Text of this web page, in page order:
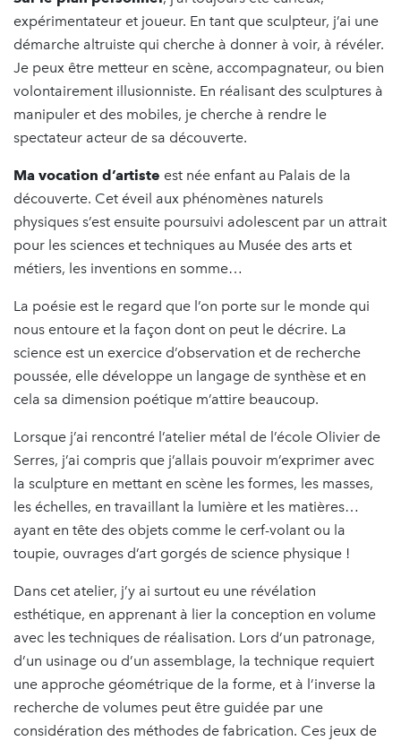
expérimentateur et joueur. En tant que sculpteur, j’ai une
démarche altruiste qui cherche à donner à voir, à révéler.
Je peux être metteur en scène, accompagnateur, ou bien
volontairement illusionniste. En réalisant des sculptures à
manipuler et des mobiles, je cherche à rendre le
spectateur acteur de sa découverte.
Ma vocation d’artiste est née enfant au Palais de la
découverte. Cet éveil aux phénomènes naturels
physiques s’est ensuite poursuivi adolescent par un attrait
pour les sciences et techniques au Musée des arts et
métiers, les inventions en somme…
La poésie est le regard que l’on porte sur le monde qui
nous entoure et la façon dont on peut le décrire. La
science est un exercice d’observation et de recherche
poussée, elle développe un langage de synthèse et en
cela sa dimension poétique m’attire beaucoup.
Lorsque j’ai rencontré l’atelier métal de l’école Olivier de
Serres, j’ai compris que j’allais pouvoir m’exprimer avec
la sculpture en mettant en scène les formes, les masses,
les échelles, en travaillant la lumière et les matières…
ayant en tête des objets comme le cerf-volant ou la
toupie, ouvrages d’art gorgés de science physique !
Dans cet atelier, j’y ai surtout eu une révélation
esthétique, en apprenant à lier la conception en volume
avec les techniques de réalisation. Lors d’un patronage,
d’un usinage ou d’un assemblage, la technique requiert
une approche géométrique de la forme, et à l’inverse la
recherche de volumes peut être guidée par une
considération des méthodes de fabrication. Ces jeux de